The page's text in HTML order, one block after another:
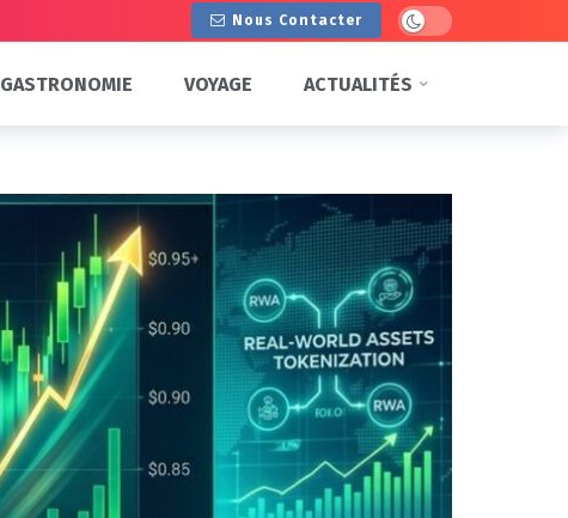
Nous Contacter Dark mode
GASTRONOMIE VOYAGE ACTUALITÉS